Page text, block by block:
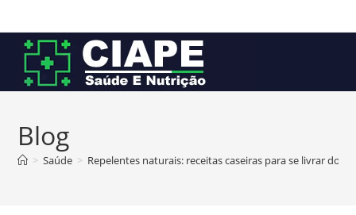
para
conteúdo
Blog
> Saúde > Repelentes naturais: receitas caseiras para se livrar dos